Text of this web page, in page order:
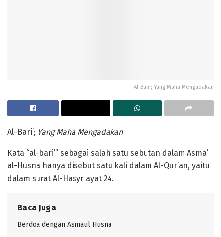
Al-Bari’; Yang Maha Mengadakan
Al-Bari’; Yang Maha Mengadakan
Kata “al-bari’” sebagai salah satu sebutan dalam Asma’
al-Husna hanya disebut satu kali dalam Al-Qur’an, yaitu
dalam surat Al-Hasyr ayat 24.
Baca Juga
Berdoa dengan Asmaul Husna